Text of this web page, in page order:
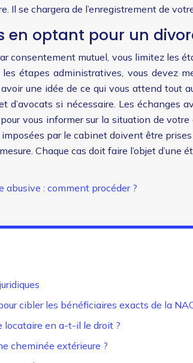
Il se chargera de l’enregistrement de
en optant pour un
consentement mutuel, vous limitez les
étapes administratives, vous devez
une idée de ce qui vous attend tout
d’avocats si nécessaire. Les échanges
vous informer sur la situation de
par le cabinet doivent être
Chaque cas doit faire l’objet d’une
: comment procéder ?
cibler les bénéficiaires exacts de la
locataire en a-t-il le droit ?
cheminée extérieure ?